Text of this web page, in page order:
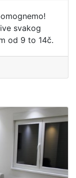
svakog
od 9 to 14č.